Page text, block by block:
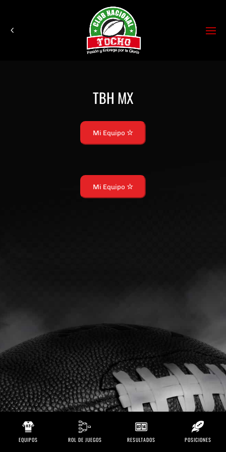
TBH MX
Mi Equipo
Mi Equipo
EQUIPOS ROL DE JUEGOS RESULTADOS POSICIONES